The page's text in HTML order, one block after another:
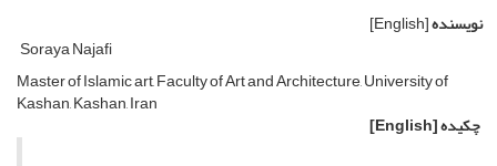
نویسنده[English]
Soraya Najafi
Master of Islamic art, Faculty of Art and Architecture, University of
Kashan, Kashan, Iran
چکیده[English]